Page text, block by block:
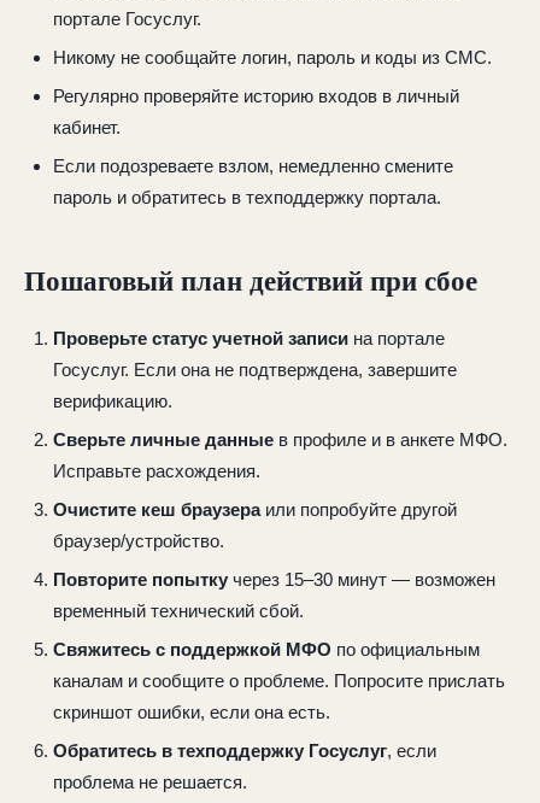
портале Госуслуг.
Никому не сообщайте логин, пароль и коды из СМС.
Регулярно проверяйте историю входов в личный
кабинет.
Если подозреваете взлом, немедленно смените
пароль и обратитесь в техподдержку портала.
Пошаговый план действий при сбое
Проверьте статус учетной записи на портале
Госуслуг. Если она не подтверждена, завершите
верификацию.
Сверьте личные данные в профиле и в анкете МФО.
Исправьте расхождения.
Очистите кеш браузераили попробуйте другой
браузер/устройство.
Повторите попытку через 15–30 минут — возможен
временный технический сбой.
Свяжитесь с поддержкой МФО по официальным
каналам и сообщите о проблеме. Попросите прислать
скриншот ошибки, если она есть.
Обратитесь в техподдержку Госуслуг, если
проблема не решается.